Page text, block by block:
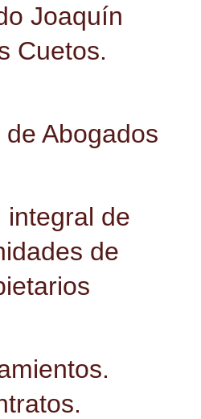
Joaquín
Cuetos.
Abogados
integral de
de